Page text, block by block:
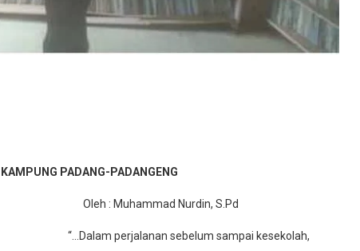
PADANG-PADANGENG
Oleh : Muhammad Nurdin, S.Pd
“…Dalam perjalanan sebelum sampai kesekolah,